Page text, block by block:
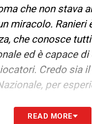
che non stava
miracolo. Ranieri
che conosce
ed è capace di
Credo sia
per
READ MORE